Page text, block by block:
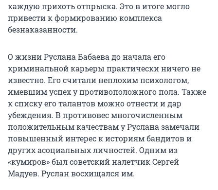
каждую прихоть отпрыска. Это в итоге могло
привести к формированию комплекса
безнаказанности.
О жизни Руслана Бабаева до начала его
криминальной карьеры практически ничего не
известно. Его считали неплохим психологом,
имевшим успех у противоположного пола. Также
к списку его талантов можно отнести и дар
убеждения. В противовес многочисленным
положительным качествам у Руслана замечали
повышенный интерес к историям бандитов и
других асоциальных личностей. Одним из
«кумиров» был советский налетчик Сергей
Мадуев. Руслан восхищался им.